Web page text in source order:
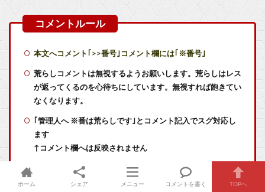
【ダイの大冒険】マァムとレオナは人気互角だったけど、どっち派？
『FF4』の最終メンバーとかいう最高のチーム
【衝撃】ネオがまさかのモードに！？棺桶さんキレる事態
サンドパンとかいう可愛さとかっこよさを兼ね備えたやつ
本文へコメント｢>>番号｣コメント欄には｢※番号｣
荒らしコメントは無視するようお願いします。荒らしはレス
が返ってくるのを心待ちにしています。無視すれば飽きてい
なくなります。
｢管理人へ ※番は荒らしです｣とコメント記入でスグ対応し
ます
↑コメント欄へは反映されません
荒らしへのコメントも消させていただく場合があります
NGワードが含まれている場合は精査した後に反映されます
ホーム シェア メニュー コメントを書く TOPへ